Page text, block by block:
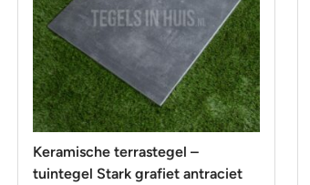
Keramische terrastegel –
tuintegel Stark grafiet antraciet